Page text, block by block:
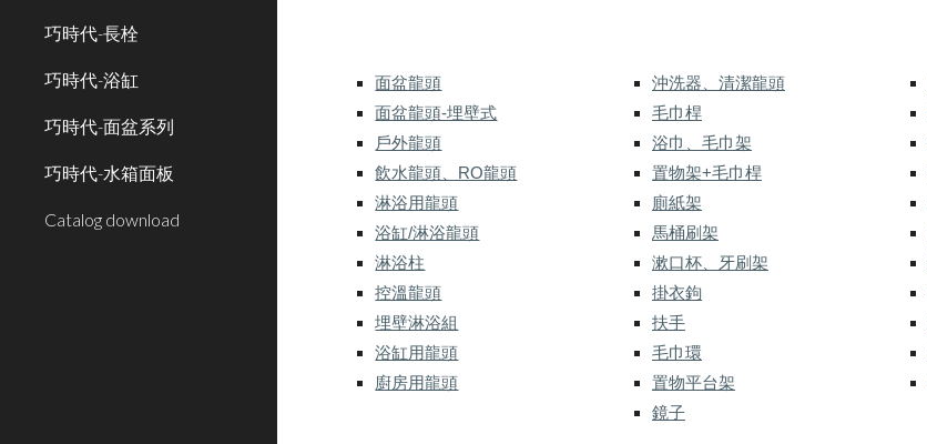
巧時代-長栓
巧時代-浴缸
巧時代-面盆系列
巧時代-水箱面板
Catalog download
面盆龍頭
面盆龍頭-埋壁式
戶外龍頭
飲水龍頭、RO龍頭
淋浴用龍頭
浴缸/淋浴龍頭
淋浴柱
控溫龍頭
埋壁淋浴組
浴缸用龍頭
廚房用龍頭
沖洗器、清潔龍頭
毛巾桿
浴巾、毛巾架
置物架+毛巾桿
廁紙架
馬桶刷架
漱口杯、牙刷架
掛衣鉤
扶手
毛巾環
置物平台架
鏡子